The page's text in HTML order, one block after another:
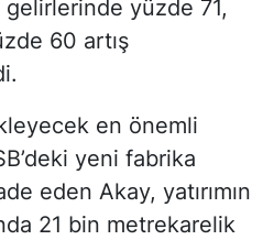
gelirlerinde yüzde 71,
60 artış
en önemli
yeni fabrika
eden Akay, yatırımın
21 bin metrekarelik